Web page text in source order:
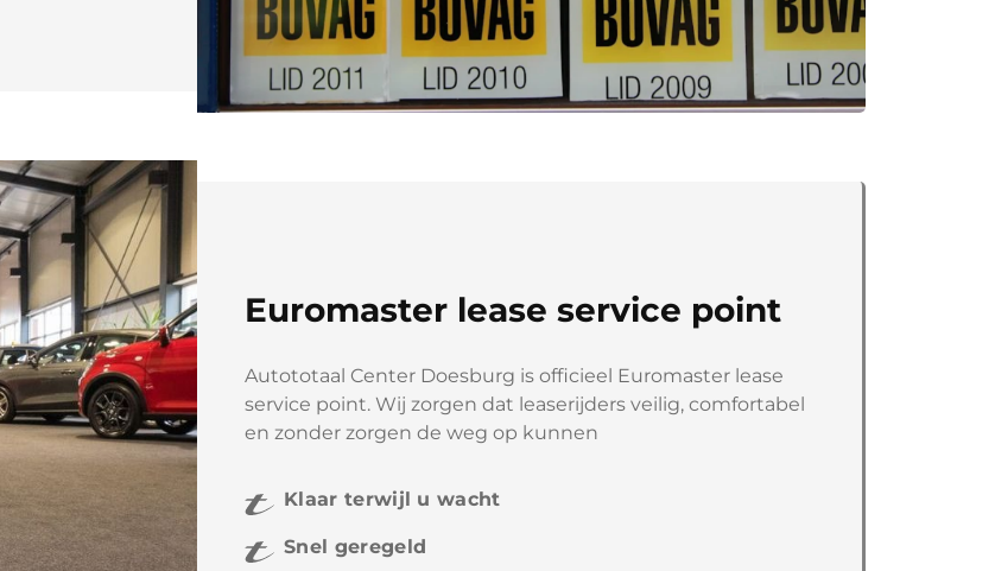
Euromaster lease service point
Autototaal Center Doesburg is officieel Euromaster lease
service point. Wij zorgen dat leaserijders veilig, comfortabel
en zonder zorgen de weg op kunnen
Klaar terwijl u wacht
Snel geregeld